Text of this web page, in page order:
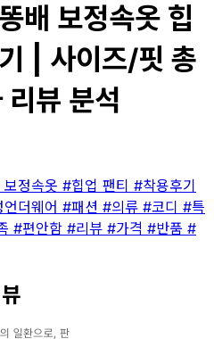
배 보정속옷 힙
| 사이즈/핏 총
뷰 분석
정속옷 #힙업 팬티 #착용후기
더웨어 #패션 #의류 #코디 #특
#편안함 #리뷰 #가격 #반품 #